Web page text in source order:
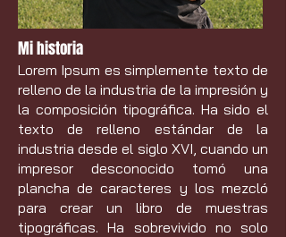
Mi historia
Lorem Ipsum es simplemente texto de
relleno de la industria de la impresión y
la composición tipográfica. Ha sido el
texto de relleno estándar de la
industria desde el siglo XVI, cuando un
impresor desconocido tomó una
plancha de caracteres y los mezcló
para crear un libro de muestras
tipográficas. Ha sobrevivido no solo